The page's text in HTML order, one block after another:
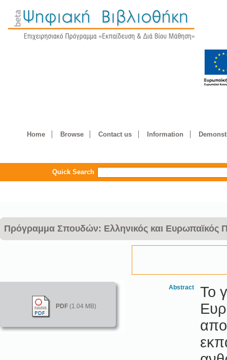
Home Browse Contact us Information
Quick Search
Πρόγραμμα Σπουδών: Ελληνικός και Ευρωπαϊκός
PDF(1.04 MB)
Abstract
Το